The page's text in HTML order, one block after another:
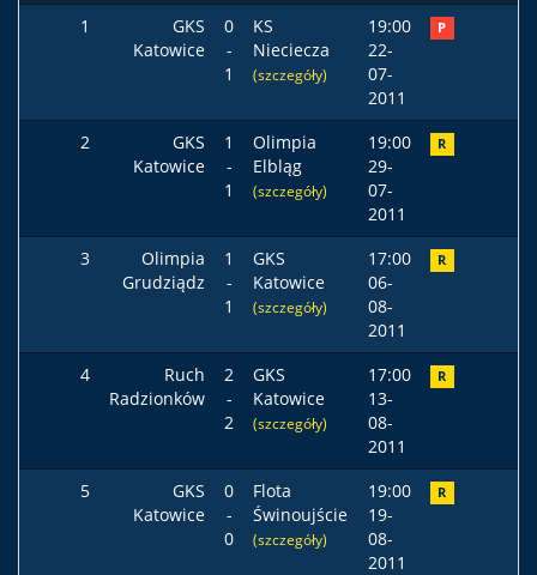
1
GKS
Katowice
0
-
1
KS
Nieciecza
(szczegóły)
19:00
22-
07-
2011
P
2
GKS
Katowice
1
-
1
Olimpia
Elbląg
(szczegóły)
19:00
29-
07-
2011
R
3
Olimpia
Grudziądz
1
-
1
GKS
Katowice
(szczegóły)
17:00
06-
08-
2011
R
4
Ruch
Radzionków
2
-
2
GKS
Katowice
(szczegóły)
17:00
13-
08-
2011
R
5
GKS
Katowice
0
-
0
Flota
Świnoujście
(szczegóły)
19:00
19-
08-
2011
R